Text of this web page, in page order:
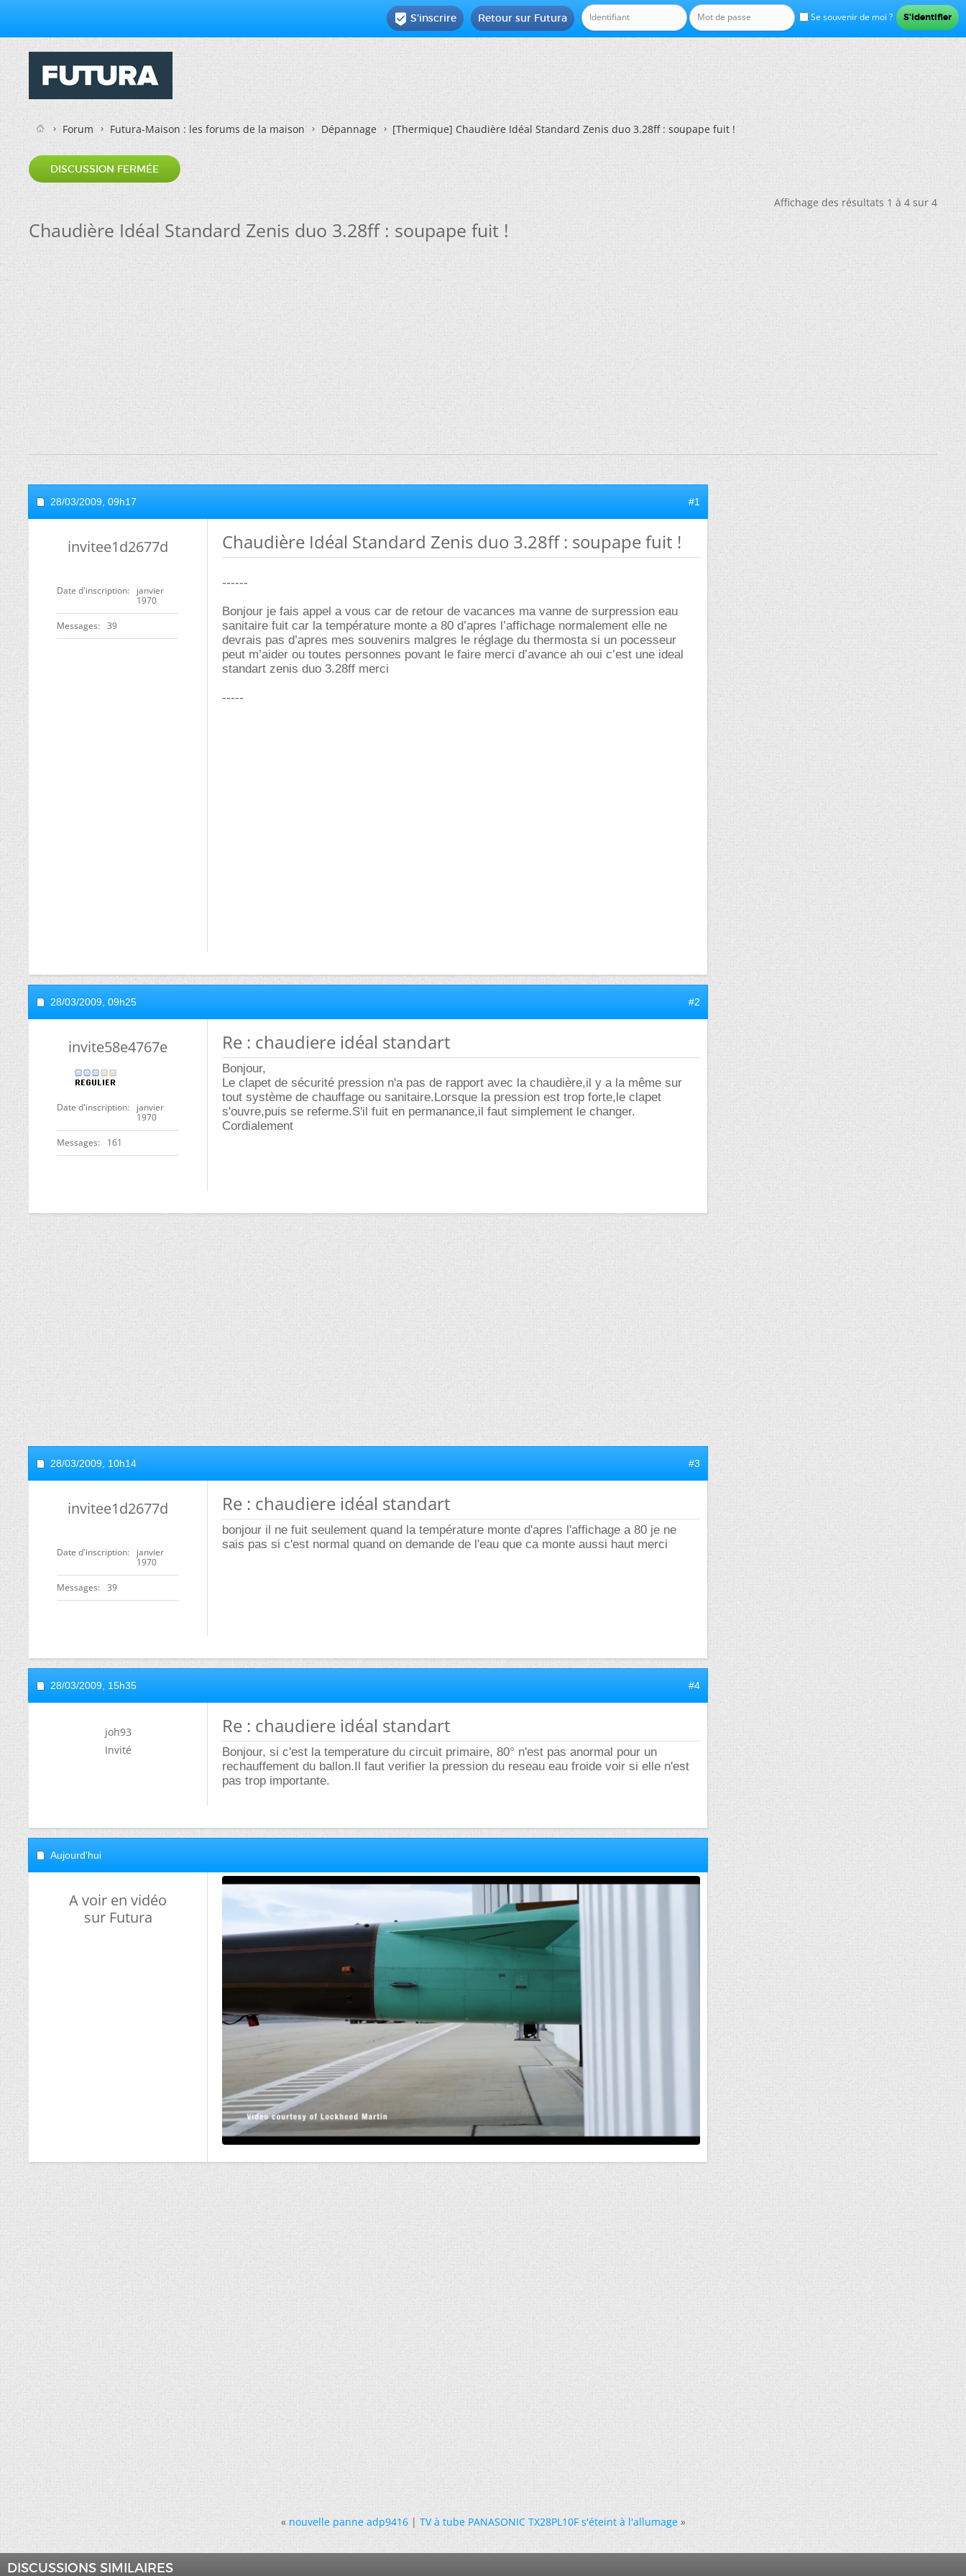
Se souvenir de moi ?
Retour sur Futura
 S'inscrire
Forum Futura-Maison : les forums de la maison Dépannage [Thermique]Chaudière Idéal Standard Zenis duo 3.28ff : soupape fuit !
DISCUSSION FERMÉE
Affichage des résultats 1 à 4 sur 4
Chaudière Idéal Standard Zenis duo 3.28ff : soupape fuit !
28/03/2009, 09h17 #1
invitee1d2677d
Date d'inscription
janvier
1970
Messages 39
Chaudière Idéal Standard Zenis duo 3.28ff : soupape fuit !
------
Bonjour je fais appel a vous car de retour de vacances ma vanne de surpression eau
sanitaire fuit car la température monte a 80 d’apres l’affichage normalement elle ne
devrais pas d’apres mes souvenirs malgres le réglage du thermosta si un pocesseur
peut m’aider ou toutes personnes povant le faire merci d’avance ah oui c’est une ideal
standart zenis duo 3.28ff merci
-----
28/03/2009, 09h25 #2
invite58e4767e
Date d'inscription
janvier
1970
Messages 161
Re : chaudiere idéal standart
Bonjour,
Le clapet de sécurité pression n'a pas de rapport avec la chaudière,il y a la même sur
tout système de chauffage ou sanitaire.Lorsque la pression est trop forte,le clapet
s'ouvre,puis se referme.S'il fuit en permanance,il faut simplement le changer.
Cordialement
28/03/2009, 10h14 #3
invitee1d2677d
Date d'inscription
janvier
1970
Messages 39
Re : chaudiere idéal standart
bonjour il ne fuit seulement quand la température monte d'apres l'affichage a 80 je ne
sais pas si c'est normal quand on demande de l'eau que ca monte aussi haut merci
28/03/2009, 15h35 #4
joh93
Invité
Re : chaudiere idéal standart
Bonjour, si c'est la temperature du circuit primaire, 80° n'est pas anormal pour un
rechauffement du ballon.Il faut verifier la pression du reseau eau froide voir si elle n'est
pas trop importante.
Aujourd'hui
A voir en vidéo
sur Futura
« nouvelle panne adp9416|TV à tube PANASONIC TX28PL10F s'éteint à l'allumage »
DISCUSSIONS SIMILAIRES